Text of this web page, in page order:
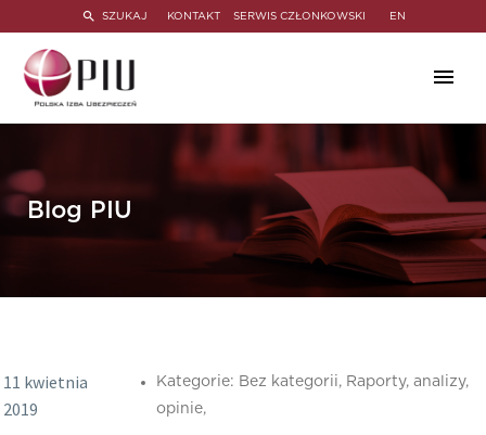
SZUKAJ KONTAKT SERWIS CZŁONKOWSKI EN
Blog PIU
11 kwietnia
2019
Kategorie: Bez kategorii, Raporty, analizy,
opinie,